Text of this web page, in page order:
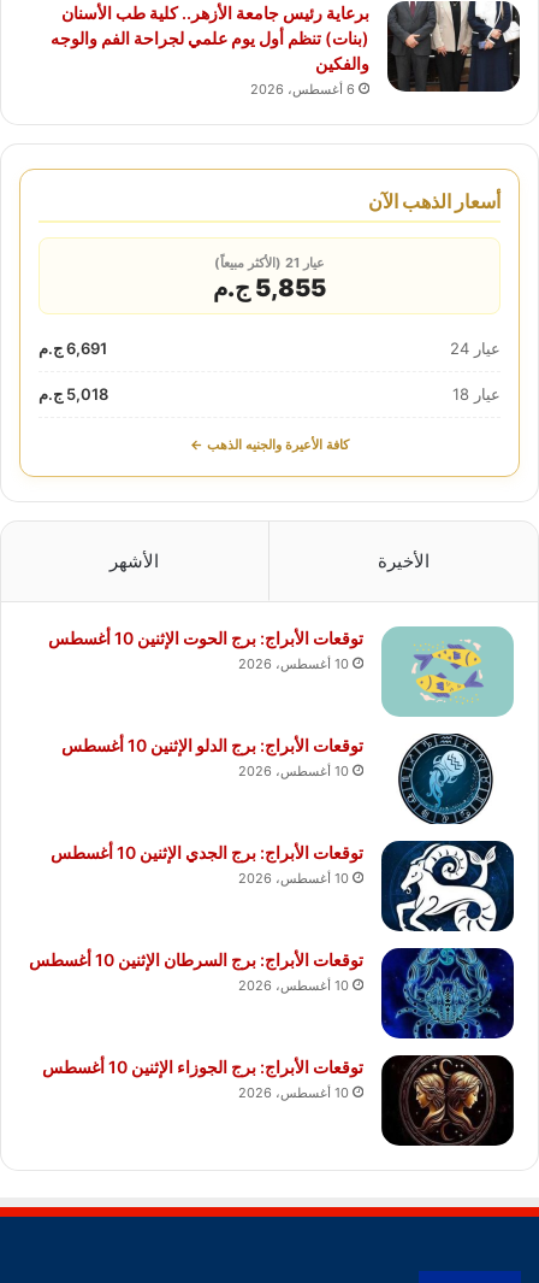
برعاية رئيس جامعة الأزهر.. كلية طب الأسنان
(بنات) تنظم أول يوم علمي لجراحة الفم والوجه
والفكين
6 أغسطس، 2026
أسعار الذهب الآن
عيار 21 (الأكثر مبيعاً)
5,855 ج.م
عيار 24 6,691 ج.م
عيار 18 5,018 ج.م
كافة الأعيرة والجنيه الذهب ←
الأخيرة الأشهر
توقعات الأبراج: برج الحوت الإثنين 10 أغسطس
10 أغسطس، 2026
توقعات الأبراج: برج الدلو الإثنين 10 أغسطس
10 أغسطس، 2026
توقعات الأبراج: برج الجدي الإثنين 10 أغسطس
10 أغسطس، 2026
توقعات الأبراج: برج السرطان الإثنين 10 أغسطس
10 أغسطس، 2026
توقعات الأبراج: برج الجوزاء الإثنين 10 أغسطس
10 أغسطس، 2026